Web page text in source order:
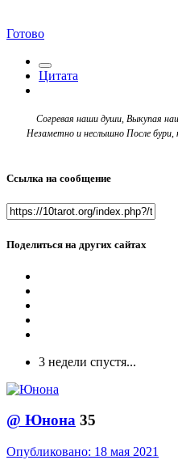
Готово
Цитата
Согревая наши души, Выкупая
Незаметно и неслышно После бури,
Ссылка на сообщение
Поделиться на других сайтах
3 недели спустя...
@ Юнона 35
Опубликовано: 18 мая 2021